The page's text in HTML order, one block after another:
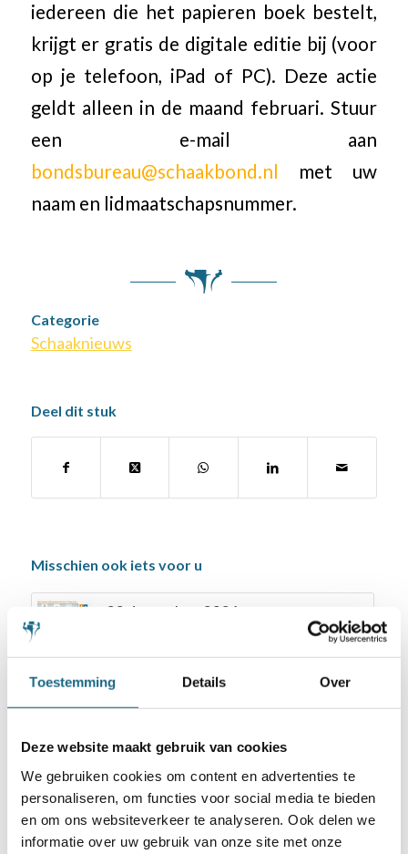
Toestemming Details Over
Deze website maakt gebruik van cookies
We gebruiken cookies om content en advertenties te
personaliseren, om functies voor social media te bieden
en om ons websiteverkeer te analyseren. Ook delen we
informatie over uw gebruik van onze site met onze
iedereen die het papieren boek bestelt,
krijgt er gratis de digitale editie bij (voor
op je telefoon, iPad of PC). Deze actie
geldt alleen in de maand februari. Stuur
een e-mail aan
bondsbureau@schaakbond.nl met uw
naam en lidmaatschapsnummer.
Categorie
Schaaknieuws
Deel dit stuk
Misschien ook iets voor u
22 december 2021
150 jaar KNSB – Denk mee!
9 november 2021
EK-Landenteams 2021
6 september 2022
Nederlandse spelers bij
favorieten WK-jeugd